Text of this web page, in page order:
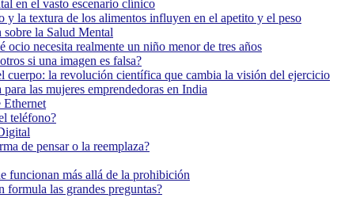
en el vasto escenario clínico
y la textura de los alimentos influyen en el apetito y el peso
la Salud Mental
ocio necesita realmente un niño menor de tres años
si una imagen es falsa?
cuerpo: la revolución científica que cambia la visión del ejercicio
las mujeres emprendedoras en India
Ethernet
teléfono?
de pensar o la reemplaza?
funcionan más allá de la prohibición
las grandes preguntas?